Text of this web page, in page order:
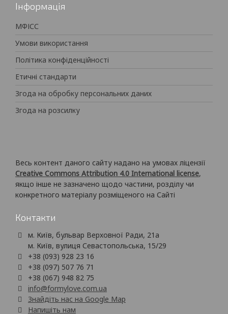
Інформація
МФІСС
Умови використання
Політика конфіденційності
Етичні стандарти
Згода на обробку персональних даних
Згода на розсилку
Весь контент даного сайту надано на умовах ліцензії
Creative Commons Attribution 4.0 International license,
якщо інше не зазначено щодо частини, розділу чи
конкретного матеріалу розміщеного на Сайті
Контакти
м. Київ, бульвар Верховної Ради, 21а
м. Київ, вулиця Севастопольська, 15/29
+38 (093) 928 23 16
+38 (097) 507 76 71
+38 (067) 948 82 75
info@formylove.com.ua
Знайдіть нас на Google Map
Напишіть нам